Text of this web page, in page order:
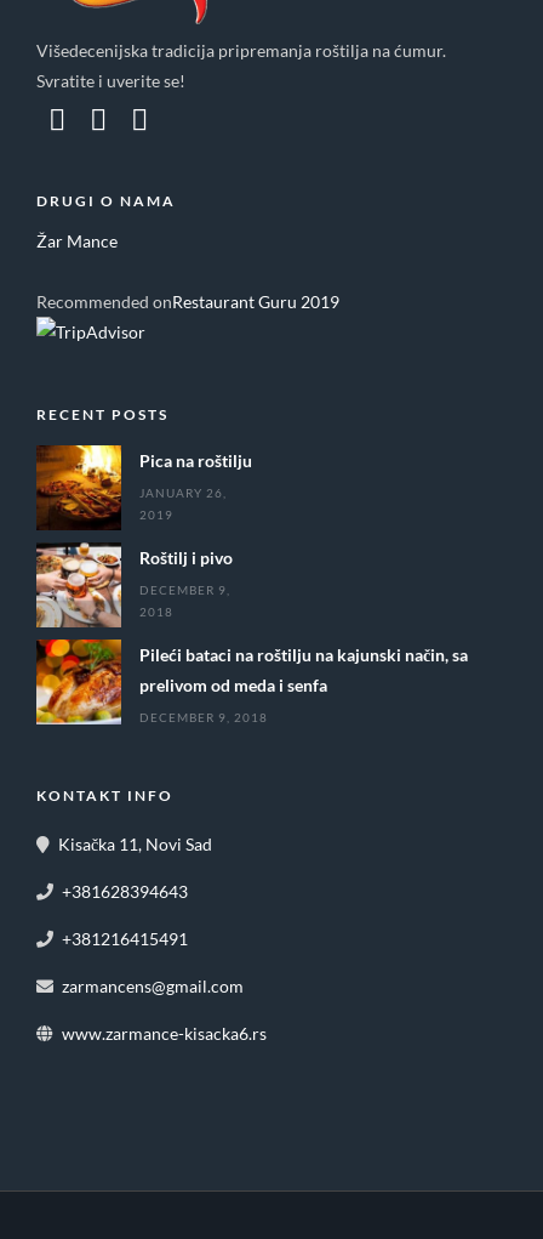
Višedecenijska tradicija pripremanja roštilja na ćumur.
Svratite i uverite se!
DRUGI O NAMA
Žar Mance
Recommended onRestaurant Guru 2019
RECENT POSTS
Pica na roštilju
JANUARY 26,
2019
Roštilj i pivo
DECEMBER 9,
2018
Pileći bataci na roštilju na kajunski način, sa
prelivom od meda i senfa
DECEMBER 9, 2018
KONTAKT INFO
Kisačka 11, Novi Sad
+381628394643
+381216415491
zarmancens@gmail.com
www.zarmance-kisacka6.rs